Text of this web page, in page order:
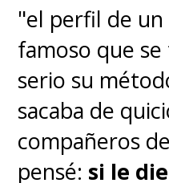
"el perfil de
famoso que
serio su
sacaba de
compañeros
pensé: si le